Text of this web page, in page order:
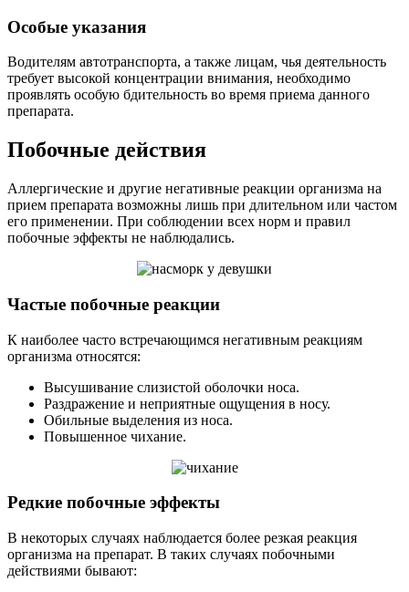
Особые указания
Водителям автотранспорта, а также лицам, чья деятельность
требует высокой концентрации внимания, необходимо
проявлять особую бдительность во время приема данного
препарата.
Побочные действия
Аллергические и другие негативные реакции организма на
прием препарата возможны лишь при длительном или частом
его применении. При соблюдении всех норм и правил
побочные эффекты не наблюдались.
Частые побочные реакции
К наиболее часто встречающимся негативным реакциям
организма относятся:
Высушивание слизистой оболочки носа.
Раздражение и неприятные ощущения в носу.
Обильные выделения из носа.
Повышенное чихание.
Редкие побочные эффекты
В некоторых случаях наблюдается более резкая реакция
организма на препарат. В таких случаях побочными
действиями бывают: